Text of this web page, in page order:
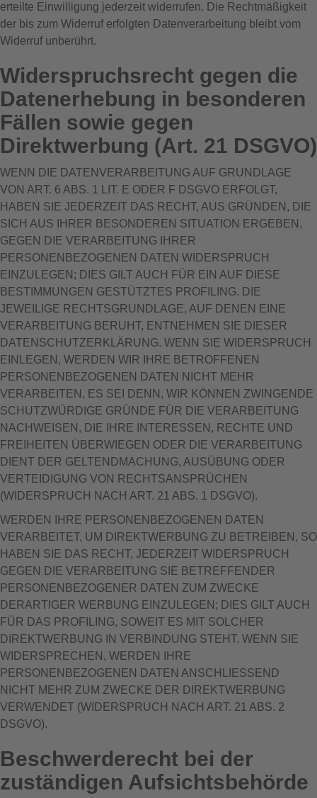
erteilte Einwilligung jederzeit widerrufen. Die Rechtmäßigkeit
der bis zum Widerruf erfolgten Datenverarbeitung bleibt vom
Widerruf unberührt.
Widerspruchsrecht gegen die
Datenerhebung in besonderen
Fällen sowie gegen
Direktwerbung (Art. 21 DSGVO)
WENN DIE DATENVERARBEITUNG AUF GRUNDLAGE
VON ART. 6 ABS. 1 LIT. E ODER F DSGVO ERFOLGT,
HABEN SIE JEDERZEIT DAS RECHT, AUS GRÜNDEN, DIE
SICH AUS IHRER BESONDEREN SITUATION ERGEBEN,
GEGEN DIE VERARBEITUNG IHRER
PERSONENBEZOGENEN DATEN WIDERSPRUCH
EINZULEGEN; DIES GILT AUCH FÜR EIN AUF DIESE
BESTIMMUNGEN GESTÜTZTES PROFILING. DIE
JEWEILIGE RECHTSGRUNDLAGE, AUF DENEN EINE
VERARBEITUNG BERUHT, ENTNEHMEN SIE DIESER
DATENSCHUTZERKLÄRUNG. WENN SIE WIDERSPRUCH
EINLEGEN, WERDEN WIR IHRE BETROFFENEN
PERSONENBEZOGENEN DATEN NICHT MEHR
VERARBEITEN, ES SEI DENN, WIR KÖNNEN ZWINGENDE
SCHUTZWÜRDIGE GRÜNDE FÜR DIE VERARBEITUNG
NACHWEISEN, DIE IHRE INTERESSEN, RECHTE UND
FREIHEITEN ÜBERWIEGEN ODER DIE VERARBEITUNG
DIENT DER GELTENDMACHUNG, AUSÜBUNG ODER
VERTEIDIGUNG VON RECHTSANSPRÜCHEN
(WIDERSPRUCH NACH ART. 21 ABS. 1 DSGVO).
WERDEN IHRE PERSONENBEZOGENEN DATEN
VERARBEITET, UM DIREKTWERBUNG ZU BETREIBEN, SO
HABEN SIE DAS RECHT, JEDERZEIT WIDERSPRUCH
GEGEN DIE VERARBEITUNG SIE BETREFFENDER
PERSONENBEZOGENER DATEN ZUM ZWECKE
DERARTIGER WERBUNG EINZULEGEN; DIES GILT AUCH
FÜR DAS PROFILING, SOWEIT ES MIT SOLCHER
DIREKTWERBUNG IN VERBINDUNG STEHT. WENN SIE
WIDERSPRECHEN, WERDEN IHRE
PERSONENBEZOGENEN DATEN ANSCHLIESSEND
NICHT MEHR ZUM ZWECKE DER DIREKTWERBUNG
VERWENDET (WIDERSPRUCH NACH ART. 21 ABS. 2
DSGVO).
Beschwerde­recht bei der
zuständigen Aufsichts­behörde